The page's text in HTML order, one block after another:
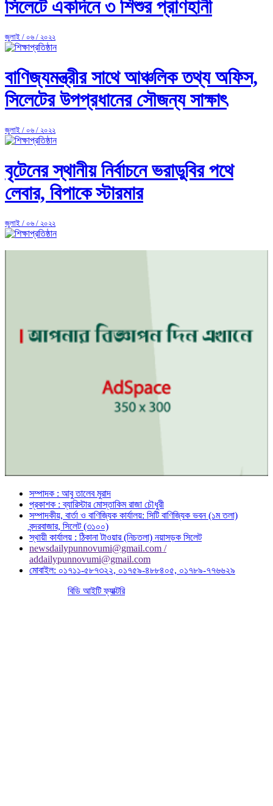
সিলেটে একদিনে ৩ শিশুর প্রাণহানী
জুলাই / ০৬ / ২০২২
বাণিজ্যমন্ত্রীর সাথে আঞ্চলিক তথ্য অফিস,
সিলেটের উপপ্রধানের সৌজন্য সাক্ষাৎ
জুলাই / ০৬ / ২০২২
বৃটেনের স্থানীয় নির্বাচনে ভরাডুবির পথে
লেবার, বিপাকে স্টারমার
জুলাই / ০৬ / ২০২২
সম্পাদক : আবু তালেব মুরাদ
প্রকাশক : ব্যারিস্টার মোস্তাকিম রাজা চৌধুরী
সম্পাদকীয়, বার্তা ও বাণিজ্যিক কার্যালয়: সিটি বাণিজ্যিক ভবন (১ম তলা)
বন্দরবাজার, সিলেট (৩১০০)
স্থায়ী কার্যালয় : ঠিকানা টাওয়ার (নিচতলা) নয়াসড়ক সিলেট
newsdailypunnovumi@gmail.com /
addailypunnovumi@gmail.com
মোবাইল: ০১৭১১-৫৮৭৩২২, ০১৭৫৯-৪৮৮৪০৫, ০১৭৮৯-৭৭৬৬২৯
বিডি আইটি ফ্যাক্টরি